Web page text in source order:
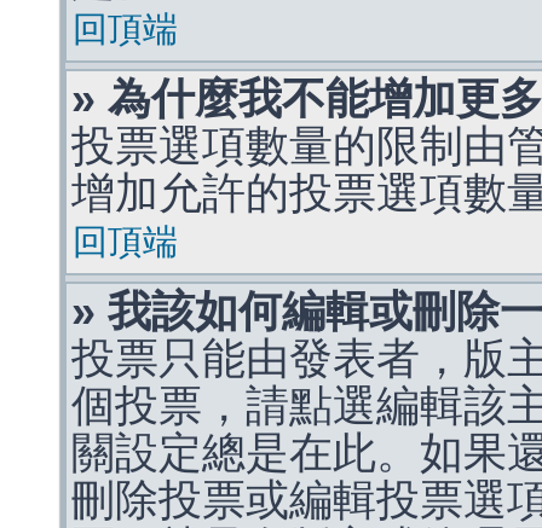
回頂端
» 為什麼我不能增加更
投票選項數量的限制由
增加允許的投票選項數
回頂端
» 我該如何編輯或刪除
投票只能由發表者，版
個投票，請點選編輯該
關設定總是在此。如果
刪除投票或編輯投票選